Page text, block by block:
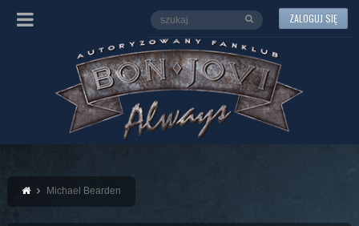
ZALOGUJ SIĘ
Michael Bearden